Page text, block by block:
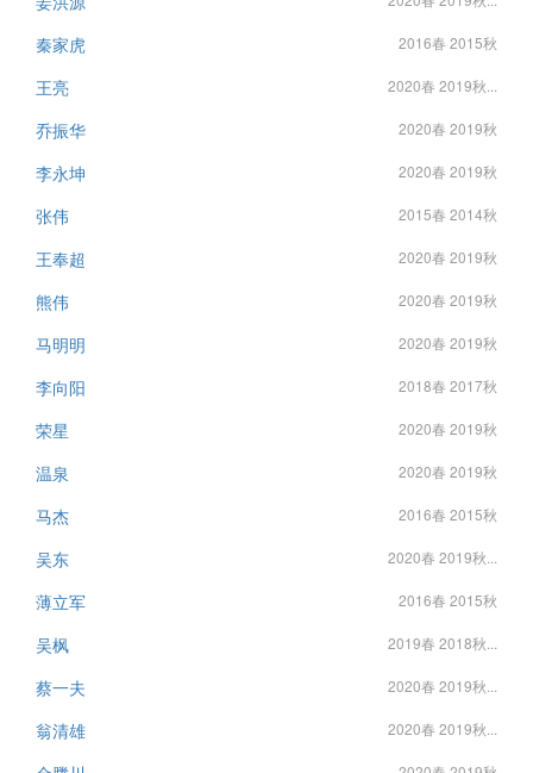
秦家虎 2016春 2015秋
王亮 2020春 2019秋...
乔振华 2020春 2019秋
李永坤 2020春 2019秋
张伟 2015春 2014秋
王奉超 2020春 2019秋
熊伟 2020春 2019秋
马明明 2020春 2019秋
李向阳 2018春 2017秋
荣星 2020春 2019秋
温泉 2020春 2019秋
马杰 2016春 2015秋
吴东 2020春 2019秋...
薄立军 2016春 2015秋
吴枫 2019春 2018秋...
蔡一夫 2020春 2019秋...
翁清雄 2020春 2019秋...